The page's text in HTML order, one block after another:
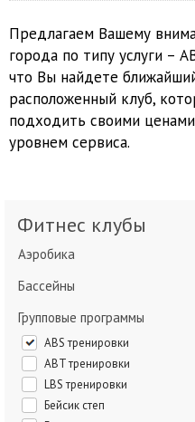
Предлагаем Вашему
города по типу услуги –
что Вы найдете
расположенный клуб,
подходить своими
уровнем сервиса.
Фитнес клубы
Аэробика
Бассейны
Групповые программы
ABS тренировки
ABT тренировки
LBS тренировки
Бейсик степ